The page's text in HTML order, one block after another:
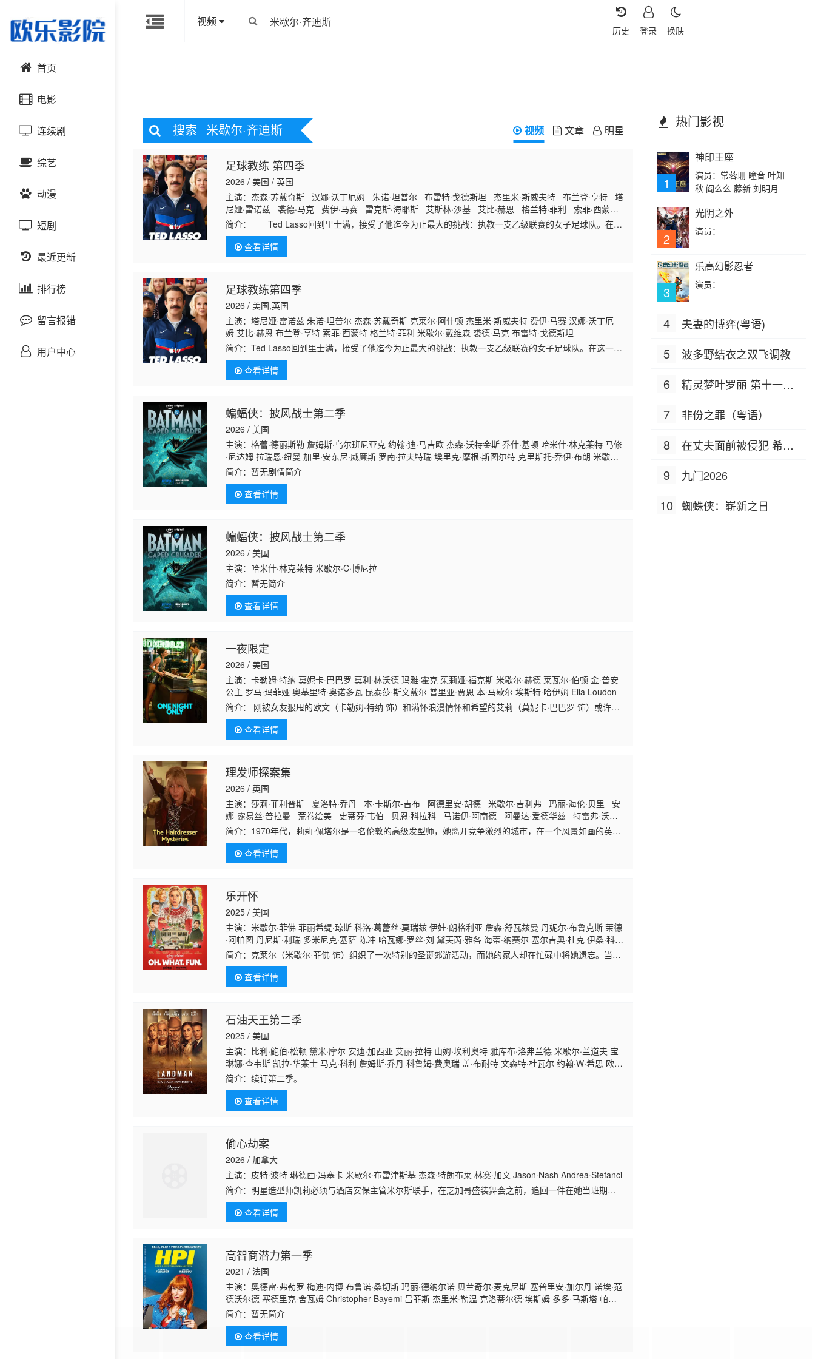
视频
换肤
登录
历史
首页
电影
动作片
喜剧片
爱情片
科幻片
恐怖片
剧情片
战争片
悬疑片
连续剧
国产剧
港台剧
日韩剧
欧美剧
泰国剧
综艺
大陆综艺
日韩综艺
港台综艺
欧美综艺
动漫
国产动漫
日韩动漫
欧美动漫
短剧
最近更新
排行榜
留言报错
用户中心
搜索 米歇尔·齐迪斯 视频 文章 明星
足球教练 第四季
2026 / 美国 / 英国
主演：杰森·苏戴奇斯 汉娜·沃丁厄姆 朱诺·坦普尔 布雷特·戈德斯坦 杰里米·斯威夫特 布兰登·亨特 塔
尼娅·雷诺兹 裘德·马克 费伊·马赛 雷克斯·海耶斯 艾斯林·沙基 艾比·赫恩 格兰特·菲利 索菲·西蒙特
克莱尔·阿什顿 米歇尔·戴维森 尼尔·多德森-哈托
简介：
Ted Lasso回到里士满，接受了他迄今为止最大的挑战：执教一支乙级联赛的女子足球队。在这
一季里，Ted和球队学着“先做了再说”，把握他们从未设想过的机会。
查看详情
足球教练第四季
2026 / 美国,英国
主演：塔尼娅·雷诺兹 朱诺·坦普尔 杰森·苏戴奇斯 克莱尔·阿什顿 杰里米·斯威夫特 费伊·马赛 汉娜·沃丁厄
姆 艾比·赫恩 布兰登·亨特 索菲·西蒙特 格兰特·菲利 米歇尔·戴维森 裘德·马克 布雷特·戈德斯坦
简介：Ted Lasso回到里士满，接受了他迄今为止最大的挑战：执教一支乙级联赛的女子足球队。在这一季
里，Ted和球队学着“先做了再说”，把握他们从未设想过的机会。
查看详情
蝙蝠侠：披风战士第二季
2026 / 美国
主演：格蕾·德丽斯勒 詹姆斯·乌尔班尼亚克 约翰·迪·马吉欧 杰森·沃特金斯 乔什·基顿 哈米什·林克莱特 马修
·尼达姆 拉瑞恩·纽曼 加里·安东尼·威廉斯 罗南·拉夫特瑞 埃里克·摩根·斯图尔特 克里斯托·乔伊·布朗 米歇尔
·C·博尼拉 JP·卡利亚赫 Zach·Lazar·Hoffman
简介：暂无剧情简介
查看详情
蝙蝠侠：披风战士第二季
2026 / 美国
主演：哈米什·林克莱特 米歇尔·C·博尼拉
简介：暂无简介
查看详情
一夜限定
2026 / 美国
主演：卡勒姆·特纳 莫妮卡·巴巴罗 莫利·林沃德 玛雅·霍克 茱莉娅·福克斯 米歇尔·赫德 莱瓦尔·伯顿 金·普安
公主 罗马·玛菲娅 奥基里特·奥诺多瓦 昆泰莎·斯文戴尔 普里亚·贾恩 本·马歇尔 埃斯特·哈伊姆 Ella Loudon
简介：
刚被女友狠甩的欧文（卡勒姆·特纳 饰）和满怀浪漫情怀和希望的艾莉（莫妮卡·巴巴罗 饰）或许是
这座城市里唯二只想要寻找真爱的单身人士，而不只是想找一个一夜情的性伴侣。他们相遇时都感到彼此
之间 查看详情
理发师探案集
2026 / 英国
主演：莎莉·菲利普斯 夏洛特·乔丹 本·卡斯尔-吉布 阿德里安·胡德 米歇尔·吉利弗 玛丽·海伦·贝里 安
娜-露易丝·普拉曼 荒卷绘美 史蒂芬·韦伯 贝恩·科拉科 马诺伊·阿南德 阿曼达·爱德华兹 特雷弗·沃尔
顿 多米尼克·赫尔曼·戴 吉娜·菲林汉姆
简介： 1970年代，莉莉·佩塔尔是一名伦敦的高级发型师，她离开竞争激烈的城市，在一个风景如画的英国
小镇开了一家美发沙龙。俗话说“什么秘密都会告诉理发师”。莉莉借由理发时客人的闲聊和自己敏锐的直
觉，成为了一名非传统的业余侦探。
查看详情
乐开怀
2025 / 美国
主演：米歇尔·菲佛 菲丽希缇·琼斯 科洛·葛蕾丝·莫瑞兹 伊娃·朗格利亚 詹森·舒瓦兹曼 丹妮尔·布鲁克斯 茉德
·阿帕图 丹尼斯·利瑞 多米尼克·塞萨 陈冲 哈瓦娜·罗丝·刘 黛芙芮·雅各 海蒂·纳赛尔 塞尔吉奥·杜克 伊桑·科斯
塔尼拉 赛迪·司各特 Rashal James 杰西贾姆斯·洛科里埃 罗克茜·里韦拉 Audrey Hui
简介： 克莱尔（米歇尔·菲佛 饰）组织了一次特别的圣诞郊游活动，而她的家人却在忙碌中将她遗忘。当他
们意识到错误时，她已经失踪了。他们的圣诞节岌岌可危，但克莱尔另有打算。
查看详情
石油天王第二季
2025 / 美国
主演：比利·鲍伯·松顿 黛米·摩尔 安迪·加西亚 艾丽·拉特 山姆·埃利奥特 雅库布·洛弗兰德 米歇尔·兰道夫 宝
琳娜·查韦斯 凯拉·华莱士 马克·科利 詹姆斯·乔丹 科鲁姆·费奥瑞 盖·布耐特 文森特·杜瓦尔 约翰·W·希思 欧内
斯特·马什 米里亚姆·西尔弗曼 斯特凡 哈普里特·阿罗拉 戈登·巴特勒
简介：续订第二季。
查看详情
偷心劫案
2026 / 加拿大
主演：皮特·波特 琳德西·冯塞卡 米歇尔·布雷津斯基 杰森·特朗布莱 林赛·加文 Jason·Nash Andrea·Stefanci
简介： 明星造型师凯莉必须与酒店安保主管米尔斯联手，在芝加哥盛装舞会之前，追回一件在她当班期间
失踪的标志性时尚珍品。
查看详情
高智商潜力第一季
2021 / 法国
主演：奥德雷·弗勒罗 梅迪·内博 布鲁诺·桑切斯 玛丽·德纳尔诺 贝兰奇尔·麦克尼斯 塞普里安·加尔丹 诺埃·范
德沃尔德 塞德里克·舍瓦姆 Christopher Bayemi 吕菲斯 杰里米·勒温 克洛蒂尔德·埃斯姆 多多·马斯塔 帕特
里克·薛内斯 尼古拉斯·马丁内斯 米歇尔·莫雷蒂 玛拉·泰利安 Akache Busiah Cédric Le Maoût
简介：暂无简介
查看详情
热门影视
1
神印王座
演员：常蓉珊 瞳音 叶知
秋 阎么么 藤新 刘明月
2
光阴之外
演员：
3
乐高幻影忍者
演员：
4 夫妻的博弈(粤语)
5 波多野结衣之双飞调教
6
精灵梦叶罗丽 第十一季
7 非份之罪（粤语）
8
在丈夫面前被侵犯 希岛
9 九门2026
10 蜘蛛侠：崭新之日